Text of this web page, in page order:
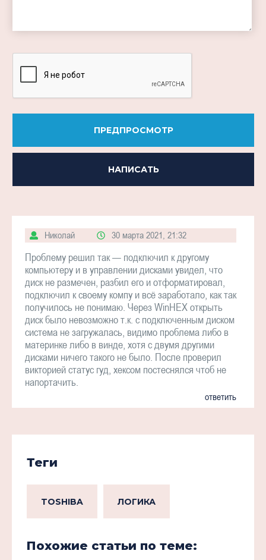
ПРЕДПРОСМОТР
НАПИСАТЬ
Николай 30 марта 2021, 21:32
Проблему решил так — подключил к другому
компьютеру и в управлении дисками увидел, что
диск не размечен, разбил его и отформатировал,
подключил к своему компу и всё заработало, как так
получилось не понимаю. Через WinHEX открыть
диск было невозможно т.к. с подключенным диском
система не загружалась, видимо проблема либо в
материнке либо в винде, хотя с двумя другими
дисками ничего такого не было. После проверил
викторией статус гуд, хексом постеснялся чтоб не
напортачить.
ответить
Теги
TOSHIBA ЛОГИКА
Похожие статьи по теме: